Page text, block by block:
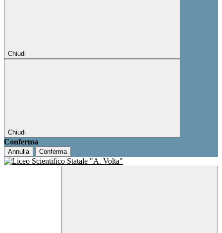
Chiudi
Chiudi
Conferma
Annulla Conferma